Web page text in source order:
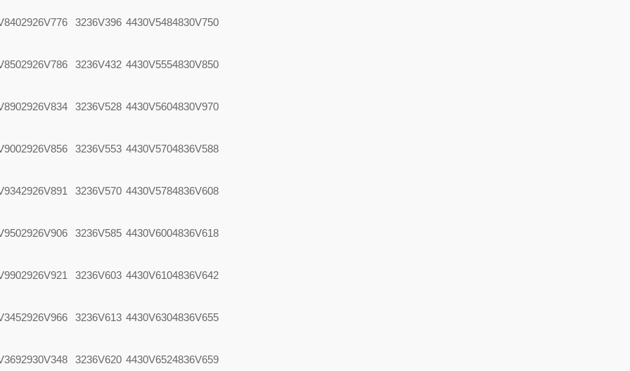
2926V776 3236V396 4430V5484830V750
2926V786 3236V432 4430V5554830V850
2926V834 3236V528 4430V5604830V970
2926V856 3236V553 4430V5704836V588
2926V891 3236V570 4430V5784836V608
2926V906 3236V585 4430V6004836V618
2926V921 3236V603 4430V6104836V642
2926V966 3236V613 4430V6304836V655
2930V348 3236V620 4430V6524836V659